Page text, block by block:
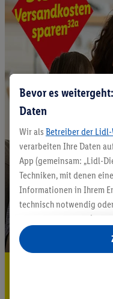
5.95 €
Jetzt
Bevor es
Daten
Wir als Betreiber der
verarbeiten Ihre Daten
App (gemeinsam: „Lidl-
Techniken, mit denen
Informationen in Ihrem
technisch notwendig
auch durch Partner (u.a.
Verantwortliche; im
insgesamt
Statistik-Erstellung oder
Datenverarbeitungen